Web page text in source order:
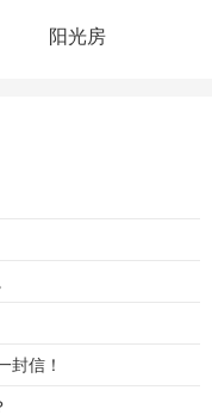
阳光房
封信！